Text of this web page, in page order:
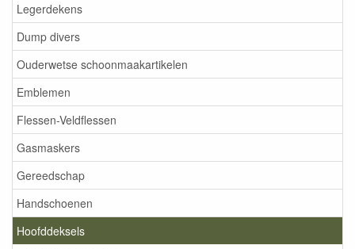
Legerdekens
Dump divers
Ouderwetse schoonmaakartikelen
Emblemen
Flessen-Veldflessen
Gasmaskers
Gereedschap
Handschoenen
Hoofddeksels